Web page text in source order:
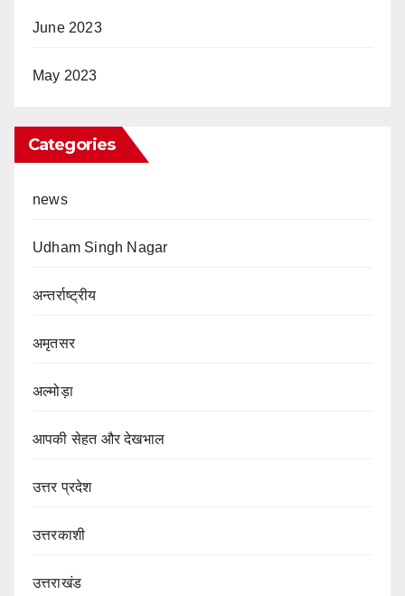
June 2023
May 2023
Categories
news
Udham Singh Nagar
अन्तर्राष्ट्रीय
अमृतसर
अल्मोड़ा
आपकी सेहत और देखभाल
उत्तर प्रदेश
उत्तरकाशी
उत्तराखंड